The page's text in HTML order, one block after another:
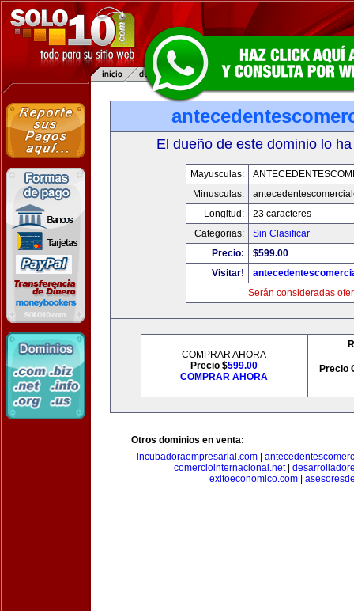
El dueño de este dominio lo
Mayusculas:
Minusculas:
Longitud:
23 caracteres
Categorias:
Sin Clasificar
Precio:
$599.00
Visitar!
Serán consideradas
COMPRAR AHORA
Precio $599.00
COMPRAR AHORA
Precio
Otros dominios en venta:
incubadoraempresarial.com
comerciointernacional.net|
exitoeconomico.com|